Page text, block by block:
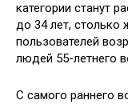
категории станут
до 34 лет, столько
пользователей
людей 55-летнего
С самого раннего